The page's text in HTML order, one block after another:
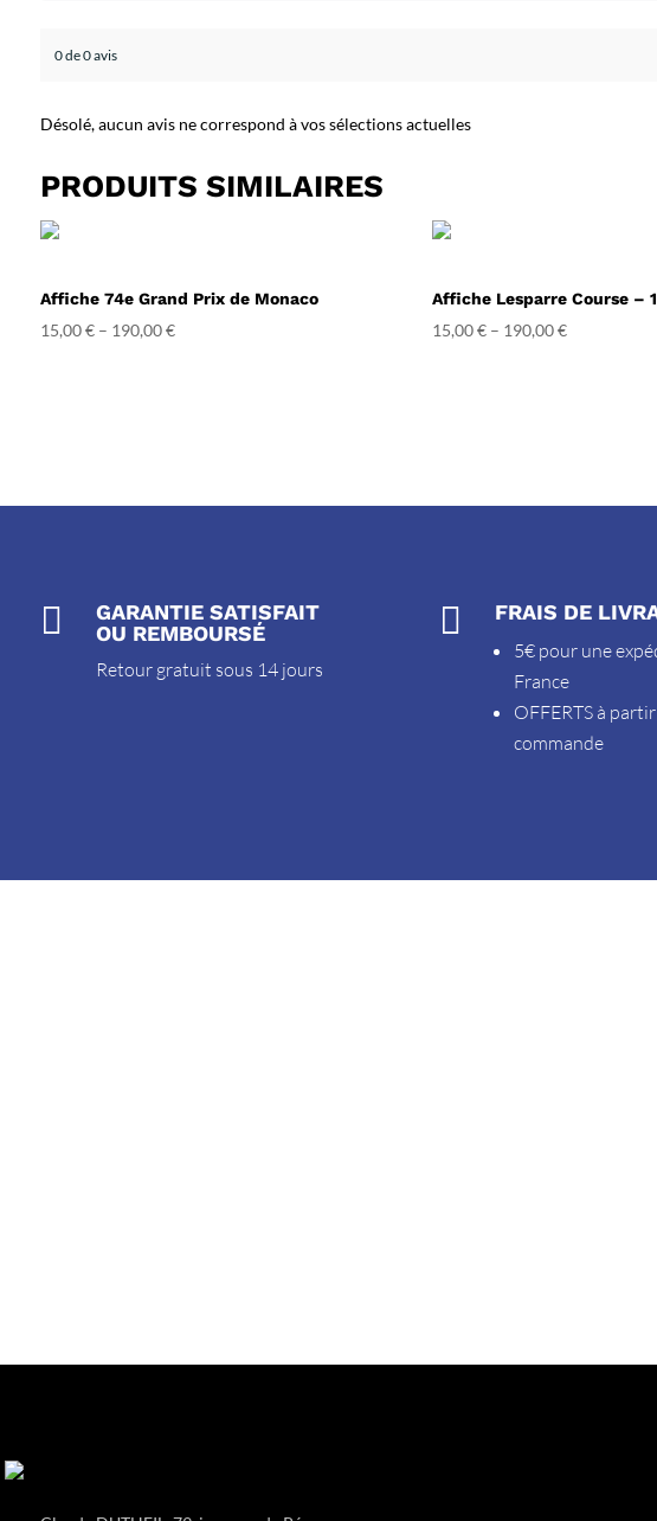
0 de 0 avis
Désolé, aucun avis ne correspond à vos sélections actuelles
PRODUITS SIMILAIRES
Affiche 74e Grand Prix de Monaco
15,00€– 190,00€
Affiche Lesparre Course –
15,00€– 190,00€

GARANTIE SATISFAIT
OU REMBOURSÉ
Retour gratuit sous 14 jours
 FRAIS DE
5€ pour une
France
OFFERTS à
commande